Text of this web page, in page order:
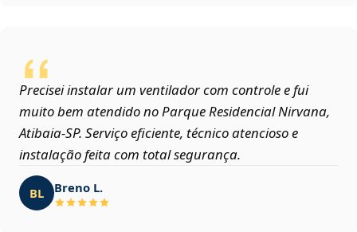
Precisei instalar um ventilador com controle e fui
muito bem atendido no Parque Residencial Nirvana,
Atibaia‑SP. Serviço eficiente, técnico atencioso e
instalação feita com total segurança.
BL Breno L.